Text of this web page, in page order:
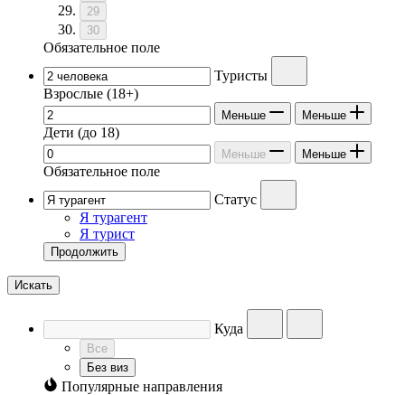
29
30
Обязательное поле
Туристы
Взрослые (18+)
Меньше Меньше
Дети (до 18)
Меньше Меньше
Обязательное поле
Статус
Я турагент
Я турист
Продолжить
Искать
Куда
Все
Без виз
Популярные направления